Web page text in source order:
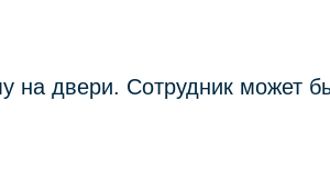
на двери. Сотрудник может